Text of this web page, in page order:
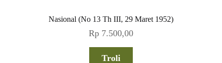
Nasional (No 13 Th III, 29 Maret 1952)
Rp 7.500,00
Troli